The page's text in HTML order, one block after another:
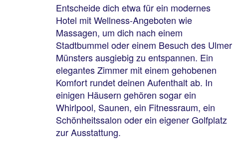
Entscheide dich etwa für ein modernes
Hotel mit Wellness-Angeboten wie
Massagen, um dich nach einem
Stadtbummel oder einem Besuch des Ulmer
Münsters ausgiebig zu entspannen. Ein
elegantes Zimmer mit einem gehobenen
Komfort rundet deinen Aufenthalt ab. In
einigen Häusern gehören sogar ein
Whirlpool, Saunen, ein Fitnessraum, ein
Schönheitssalon oder ein eigener Golfplatz
zur Ausstattung.